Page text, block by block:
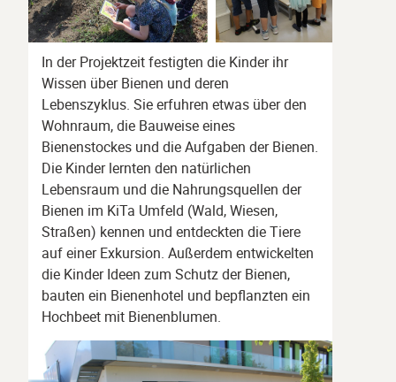
In der Projektzeit festigten die Kinder ihr
Wissen über Bienen und deren
Lebenszyklus. Sie erfuhren etwas über den
Wohnraum, die Bauweise eines
Bienenstockes und die Aufgaben der Bienen.
Die Kinder lernten den natürlichen
Lebensraum und die Nahrungsquellen der
Bienen im KiTa Umfeld (Wald, Wiesen,
Straßen) kennen und entdeckten die Tiere
auf einer Exkursion. Außerdem entwickelten
die Kinder Ideen zum Schutz der Bienen,
bauten ein Bienenhotel und bepflanzten ein
Hochbeet mit Bienenblumen.